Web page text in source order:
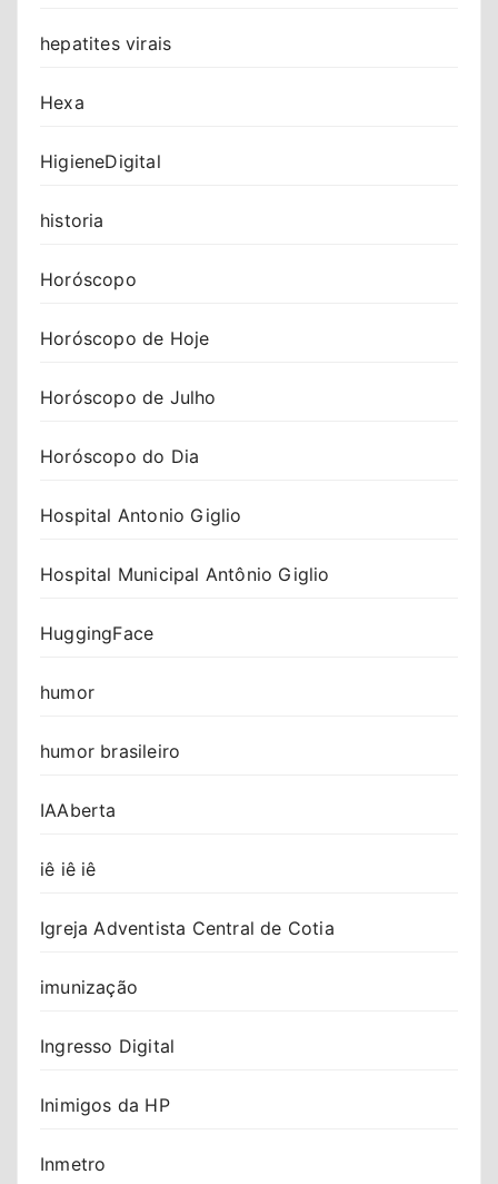
hepatites virais
Hexa
HigieneDigital
historia
Horóscopo
Horóscopo de Hoje
Horóscopo de Julho
Horóscopo do Dia
Hospital Antonio Giglio
Hospital Municipal Antônio Giglio
HuggingFace
humor
humor brasileiro
IAAberta
iê iê iê
Igreja Adventista Central de Cotia
imunização
Ingresso Digital
Inimigos da HP
Inmetro